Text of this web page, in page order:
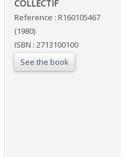
‎COLLECTIF‎
Reference : R160105467
(1980)
ISBN : 2713100100
See the book